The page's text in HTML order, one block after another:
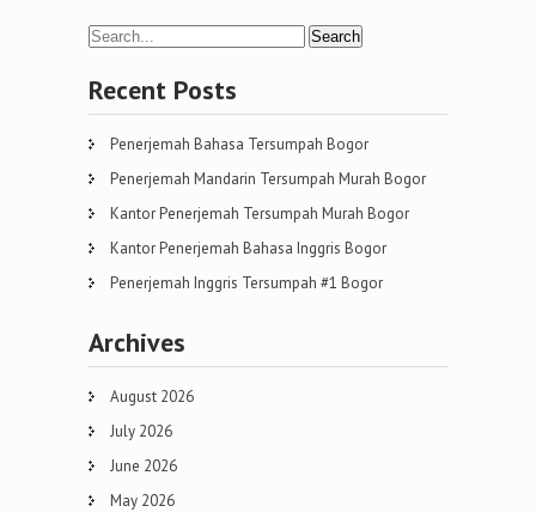
Recent Posts
Penerjemah Bahasa Tersumpah Bogor
Penerjemah Mandarin Tersumpah Murah Bogor
Kantor Penerjemah Tersumpah Murah Bogor
Kantor Penerjemah Bahasa Inggris Bogor
Penerjemah Inggris Tersumpah #1 Bogor
Archives
August 2026
July 2026
June 2026
May 2026